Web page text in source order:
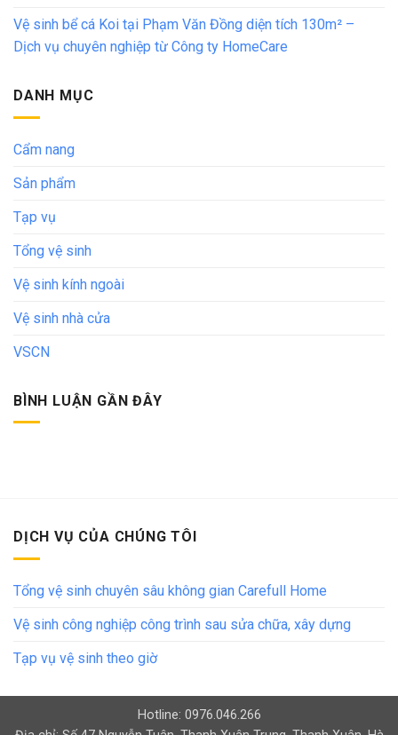
Vệ sinh bể cá Koi tại Phạm Văn Đồng diện tích 130m² –
Dịch vụ chuyên nghiệp từ Công ty HomeCare
DANH MỤC
Cẩm nang
Sản phẩm
Tạp vụ
Tổng vệ sinh
Vệ sinh kính ngoài
Vệ sinh nhà cửa
VSCN
BÌNH LUẬN GẦN ĐÂY
DỊCH VỤ CỦA CHÚNG TÔI
Tổng vệ sinh chuyên sâu không gian Carefull Home
Vệ sinh công nghiệp công trình sau sửa chữa, xây dựng
Tạp vụ vệ sinh theo giờ
Hotline: 0976.046.266